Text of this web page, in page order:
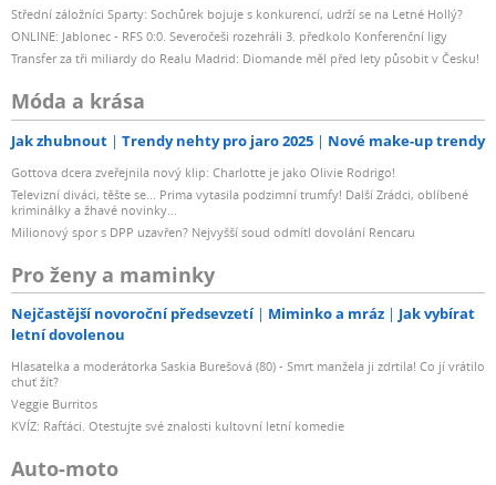
Střední záložníci Sparty: Sochůrek bojuje s konkurencí, udrží se na Letné Hollý?
ONLINE: Jablonec - RFS 0:0. Severočeši rozehráli 3. předkolo Konferenční ligy
Transfer za tři miliardy do Realu Madrid: Diomande měl před lety působit v Česku!
Móda a krása
Jak zhubnout Trendy nehty pro jaro 2025 Nové make-up trendy
Gottova dcera zveřejnila nový klip: Charlotte je jako Olivie Rodrigo!
Televizní diváci, těšte se... Prima vytasila podzimní trumfy! Další Zrádci, oblíbené
kriminálky a žhavé novinky...
Milionový spor s DPP uzavřen? Nejvyšší soud odmítl dovolání Rencaru
Pro ženy a maminky
Nejčastější novoroční předsevzetí Miminko a mráz
Jak vybírat
letní dovolenou
Hlasatelka a moderátorka Saskia Burešová (80) - Smrt manžela ji zdrtila! Co jí vrátilo
chuť žít?
Veggie Burritos
KVÍZ: Rafťáci. Otestujte své znalosti kultovní letní komedie
Auto-moto